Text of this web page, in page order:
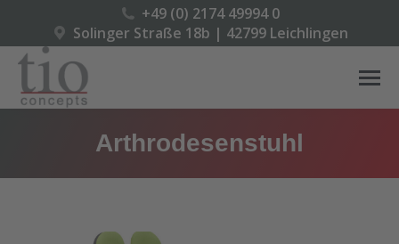
+49 (0) 2174 49994 0
Solinger Straße 18b | 42799 Leichlingen
Arthrodesenstuhl